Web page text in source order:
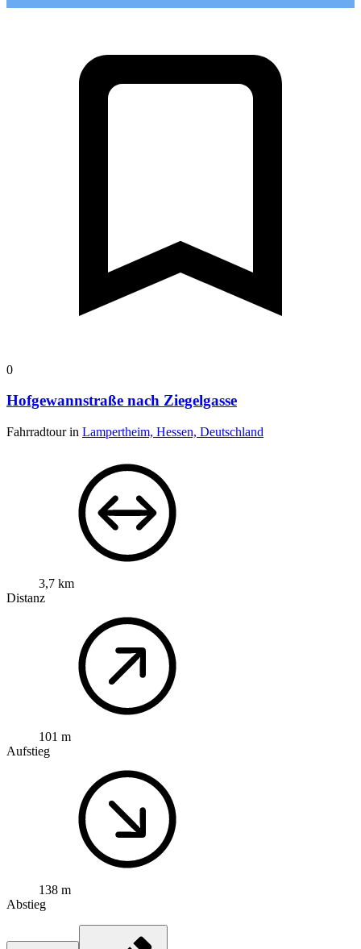
0
Hofgewannstraße nach Ziegelgasse
Fahrradtour in Lampertheim, Hessen, Deutschland
3,7 km
Distanz
101 m
Aufstieg
138 m
Abstieg